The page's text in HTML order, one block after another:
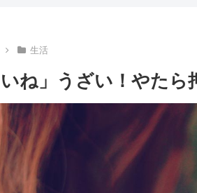
生活
ね」うざい！やたら